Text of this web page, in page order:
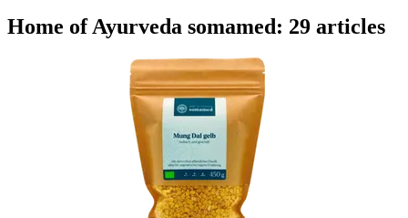
Home of Ayurveda somamed: 29 articles